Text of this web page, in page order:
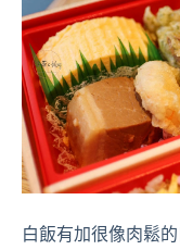
白飯有加很像肉鬆